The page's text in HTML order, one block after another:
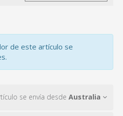
de este artículo se
se envía desde Australia